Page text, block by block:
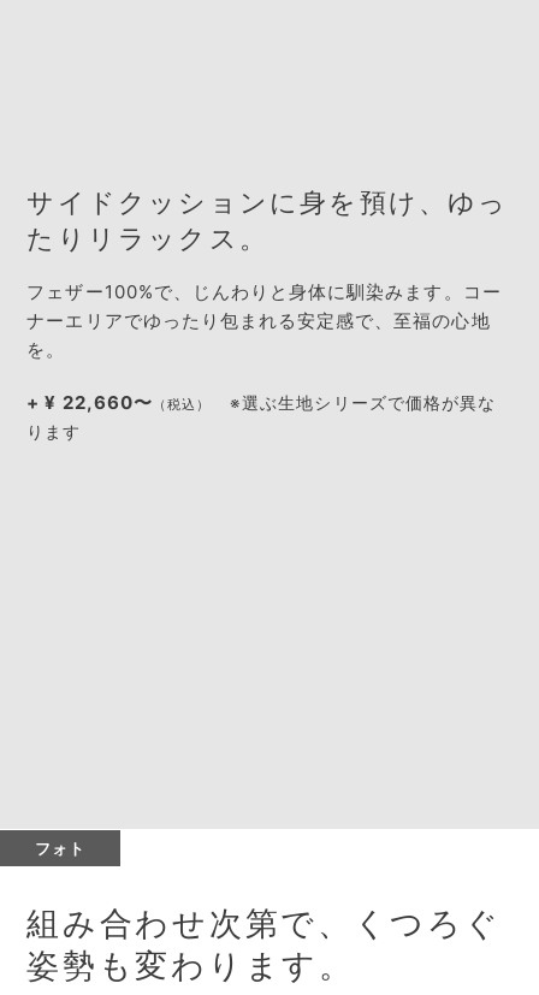
サイドクッションに身を預け、ゆっ
たりリラックス。
フェザー100%で、じんわりと身体に馴染みます。コー
ナーエリアでゆったり包まれる安定感で、至福の心地
を。
+ ¥ 22,660〜 （税込）
※選ぶ生地シリーズで価格が異な
ります
フォト
組み合わせ次第で、くつろぐ
姿勢も変わります。